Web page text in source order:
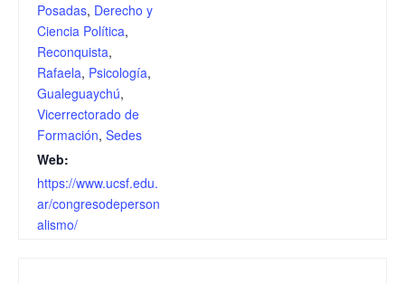
Posadas, Derecho y
Ciencia Política,
Reconquista,
Rafaela, Psicología,
Gualeguaychú,
Vicerrectorado de
Formación, Sedes
Web:
https://www.ucsf.edu.
ar/congresodeperson
alismo/